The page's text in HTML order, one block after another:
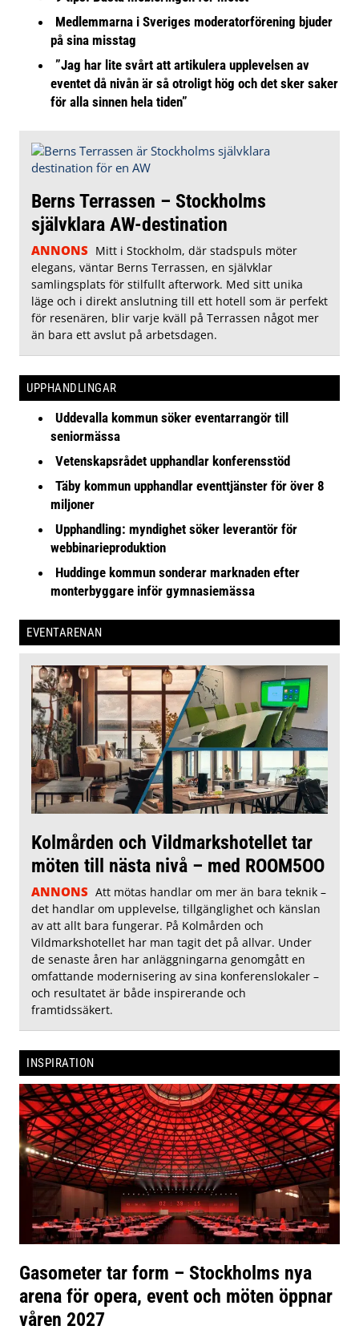
Medlemmarna i Sveriges moderatorförening bjuder
på sina misstag
”Jag har lite svårt att artikulera upplevelsen av
eventet då nivån är så otroligt hög och det sker saker
för alla sinnen hela tiden”
Berns Terrassen – Stockholms
självklara AW-destination
ANNONS Mitt i Stockholm, där stadspuls möter
elegans, väntar Berns Terrassen, en självklar
samlingsplats för stilfullt afterwork. Med sitt unika
läge och i direkt anslutning till ett hotell som är perfekt
för resenären, blir varje kväll på Terrassen något mer
än bara ett avslut på arbetsdagen.
UPPHANDLINGAR
Uddevalla kommun söker eventarrangör till
seniormässa
Vetenskapsrådet upphandlar konferensstöd
Täby kommun upphandlar eventtjänster för över 8
miljoner
Upphandling: myndighet söker leverantör för
webbinarieproduktion
Huddinge kommun sonderar marknaden efter
monterbyggare inför gymnasiemässa
EVENTARENAN
Kolmården och Vildmarkshotellet tar
möten till nästa nivå – med ROOM5OO
ANNONS Att mötas handlar om mer än bara teknik –
det handlar om upplevelse, tillgänglighet och känslan
av att allt bara fungerar. På Kolmården och
Vildmarkshotellet har man tagit det på allvar. Under
de senaste åren har anläggningarna genomgått en
omfattande modernisering av sina konferenslokaler –
och resultatet är både inspirerande och
framtidssäkert.
INSPIRATION
Gasometer tar form – Stockholms nya
arena för opera, event och möten öppnar
våren 2027